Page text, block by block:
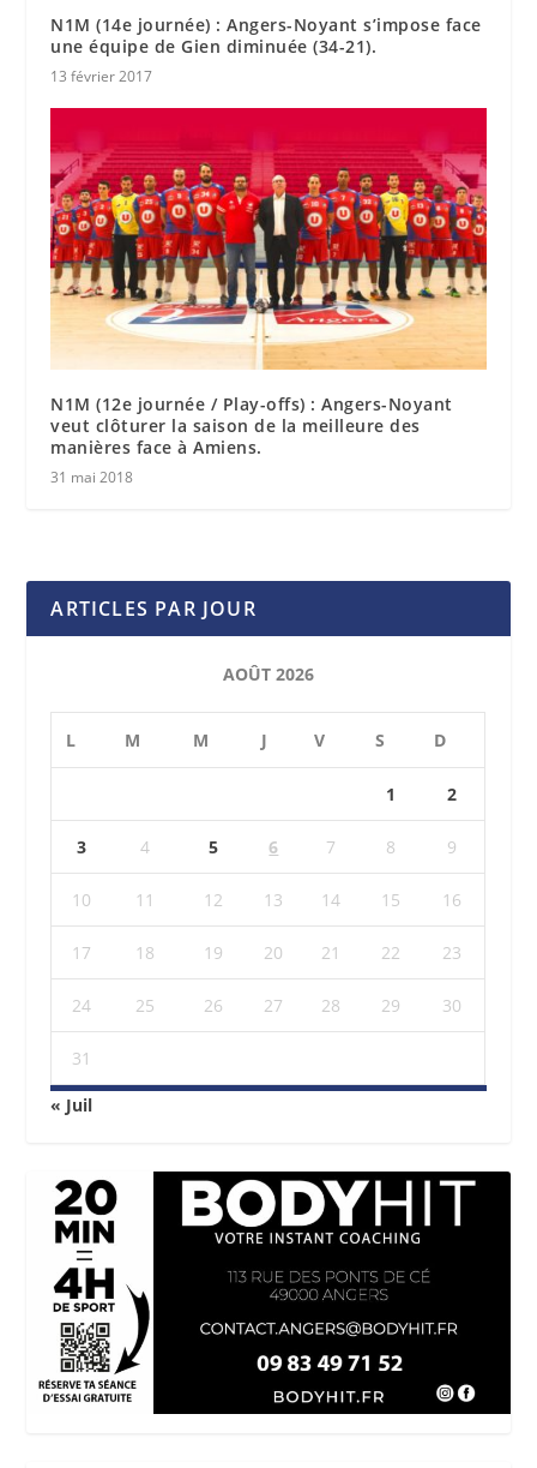
N1M (14e journée) : Angers-Noyant s’impose face
une équipe de Gien diminuée (34-21).
13 février 2017
N1M (12e journée / Play-offs) : Angers-Noyant
veut clôturer la saison de la meilleure des
manières face à Amiens.
31 mai 2018
ARTICLES PAR JOUR
AOÛT 2026
L M M J V S D
1 2
3 4 5 6 7 8 9
10 11 12 13 14 15 16
17 18 19 20 21 22 23
24 25 26 27 28 29 30
31
« Juil